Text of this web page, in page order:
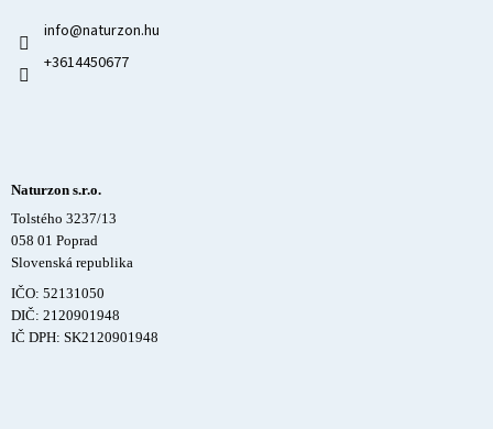
info@naturzon.hu
+3614450677
Naturzon s.r.o.
Tolstého 3237/13
058 01 Poprad
Slovenská republika
IČO: 52131050
DIČ: 2120901948
IČ DPH: SK2120901948